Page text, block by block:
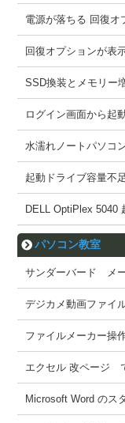
電源が落ちる 回復オ
回復オプションが表
SSD換装とメモリー
ログイン画面から起
水濡れノートパソコ
起動ドライブ容量不
DELL OptiPlex 5040
パソコン教室
サンダーバード メ
デジカメ動画ファイ
ファイルメーカー操
エクセル 改ページ
Microsoft Word のス